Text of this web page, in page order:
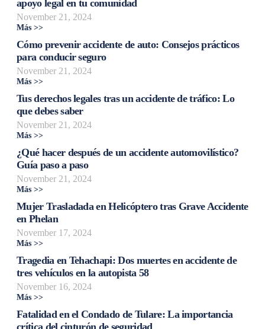
apoyo legal en tu comunidad
November 21, 2024
Más >>
Cómo prevenir accidente de auto: Consejos prácticos
para conducir seguro
November 21, 2024
Más >>
Tus derechos legales tras un accidente de tráfico: Lo
que debes saber
November 21, 2024
Más >>
¿Qué hacer después de un accidente automovilístico?
Guía paso a paso
November 21, 2024
Más >>
Mujer Trasladada en Helicóptero tras Grave Accidente
en Phelan
November 17, 2024
Más >>
Tragedia en Tehachapi: Dos muertes en accidente de
tres vehículos en la autopista 58
November 16, 2024
Más >>
Fatalidad en el Condado de Tulare: La importancia
crítica del cinturón de seguridad